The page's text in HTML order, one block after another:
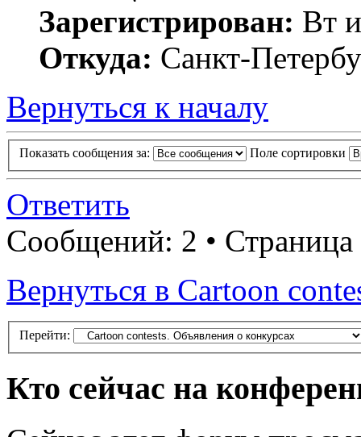
Зарегистрирован: Вт
Откуда: Санкт-
Вернуться к началу
Показать сообщения за: Поле сортировки
Ответить
Сообщений: 2 • Страница
Вернуться в Cartoon
Перейти:
Кто сейчас на